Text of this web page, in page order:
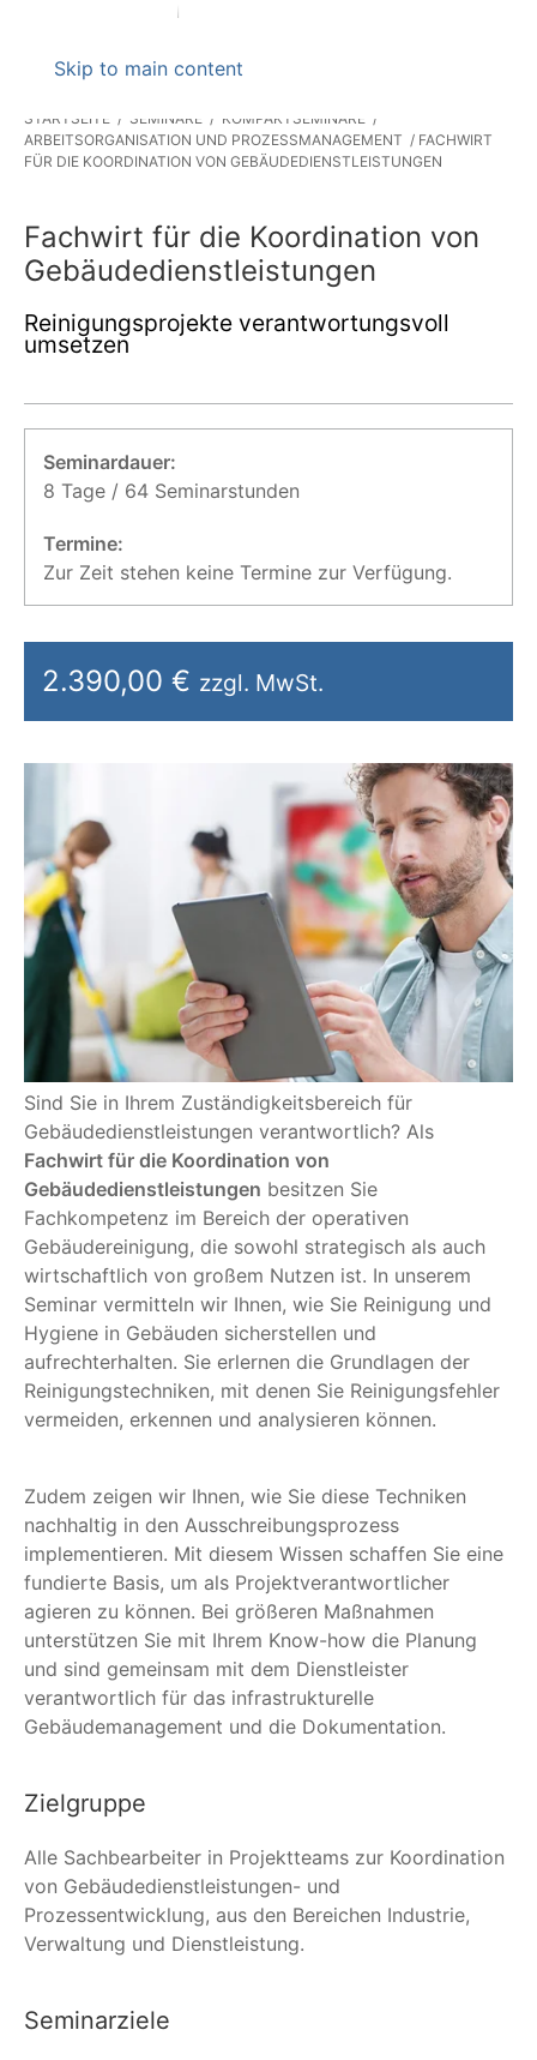
Skip to main content
STARTSEITE SEMINARE
KOMPAKTSEMINARE
ARBEITSORGANISATION UND PROZESSMANAGEMENT
FACHWIRT
FÜR DIE KOORDINATION VON GEBÄUDEDIENSTLEISTUNGEN
Fachwirt für die Koordination von
Gebäudedienstleistungen
Reinigungsprojekte verantwortungsvoll
umsetzen
Sind Sie in Ihrem Zuständigkeitsbereich für
Gebäudedienstleistungen verantwortlich? Als
Fachwirt für die Koordination von
Gebäudedienstleistungen besitzen Sie
Fachkompetenz im Bereich der operativen
Gebäudereinigung, die sowohl strategisch als auch
wirtschaftlich von großem Nutzen ist. In unserem
Seminar vermitteln wir Ihnen, wie Sie Reinigung und
Hygiene in Gebäuden sicherstellen und
aufrechterhalten. Sie erlernen die Grundlagen der
Reinigungstechniken, mit denen Sie Reinigungsfehler
vermeiden, erkennen und analysieren können.
Zudem zeigen wir Ihnen, wie Sie diese Techniken
nachhaltig in den Ausschreibungsprozess
implementieren. Mit diesem Wissen schaffen Sie eine
fundierte Basis, um als Projektverantwortlicher
agieren zu können. Bei größeren Maßnahmen
unterstützen Sie mit Ihrem Know-how die Planung
und sind gemeinsam mit dem Dienstleister
verantwortlich für das infrastrukturelle
Gebäudemanagement und die Dokumentation.
Zielgruppe
Alle Sachbearbeiter in Projektteams zur Koordination
von Gebäudedienstleistungen- und
Prozessentwicklung, aus den Bereichen Industrie,
Verwaltung und Dienstleistung.
Seminarziele
Seminardauer:
8 Tage / 64 Seminarstunden
Termine:
Zur Zeit stehen keine Termine zur Verfügung.
2.390,00 € zzgl. MwSt.